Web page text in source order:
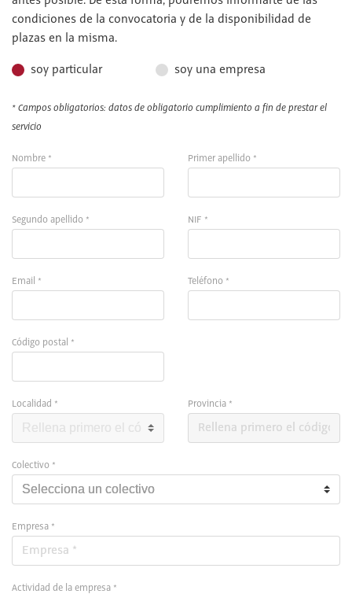
condiciones de la convocatoria y de la disponibilidad de
plazas en la misma.
soy particular soy una empresa
* Campos obligatorios: datos de obligatorio cumplimiento a fin de prestar el
servicio
Nombre * Primer apellido *
Segundo apellido * NIF *
Email * Teléfono *
Código postal *
Localidad * Provincia *
Colectivo *
Empresa *
Actividad de la empresa *